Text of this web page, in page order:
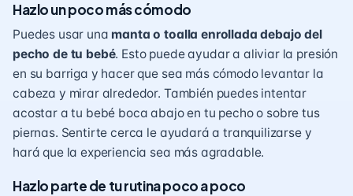
Hazlo un poco más cómodo
Puedes usar una manta o toalla enrollada debajo del
pecho de tu bebé. Esto puede ayudar a aliviar la presión
en su barriga y hacer que sea más cómodo levantar la
cabeza y mirar alrededor. También puedes intentar
acostar a tu bebé boca abajo en tu pecho o sobre tus
piernas. Sentirte cerca le ayudará a tranquilizarse y
hará que la experiencia sea más agradable.
Hazlo parte de tu rutina poco a poco